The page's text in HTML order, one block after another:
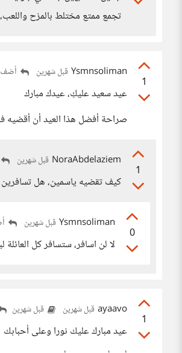
تجمع ممتع مختلط بالمزح واللعب،
1
Ysmnsoliman قبل شهرين أضف
عيد سعيد عليكِ، عيدك مبارك
صراحة أفضل هذا العيد أن أقضيه
1
NoraAbdelaziem قبل شهرين
كيف تقضيه ياسمين، هل
0
Ysmnsoliman قبل شهرين
لا لن اسافر، ستسافر كل
1
ayaavo قبل شهرين قبل شهرين
عيد مبارك عليك نورا وعلى أحبابك